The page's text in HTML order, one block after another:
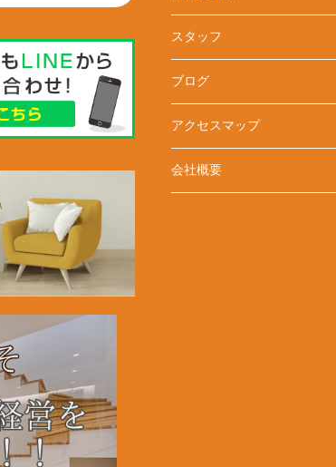
スタッフ
ブログ
アクセスマップ
会社概要